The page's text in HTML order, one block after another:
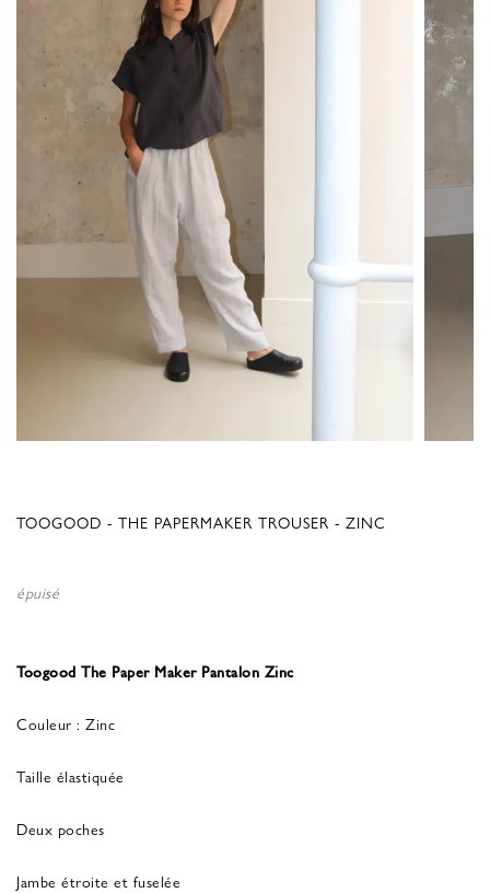
TOOGOOD - THE PAPERMAKER TROUSER - ZINC
épuisé
Toogood The Paper Maker Pantalon Zinc
Couleur : Zinc
Taille élastiquée
Deux poches
Jambe étroite et fuselée